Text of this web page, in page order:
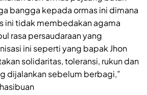
bangga kepada ormas ini dimana
ini tidak membedakan agama
rasa persaudaraan yang
ini seperti yang bapak Jhon
solidaritas, toleransi, rukun dan
dijalankan sebelum berbagi,”